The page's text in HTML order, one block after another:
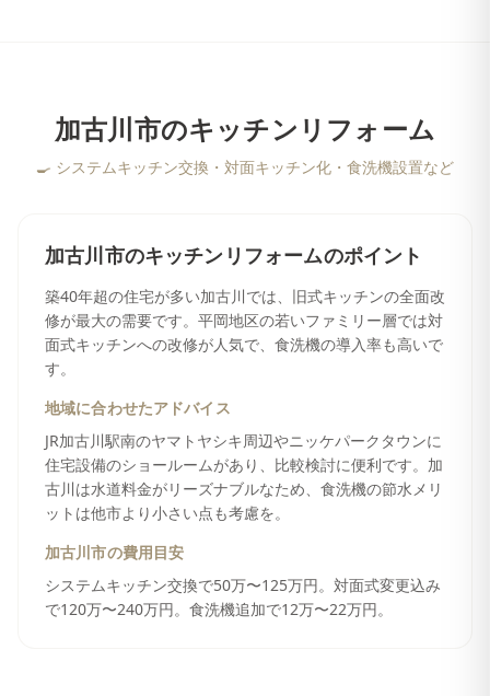
加古川市のキッチンリフォーム
🍳 システムキッチン交換・対面キッチン化・食洗機設置など
加古川市のキッチンリフォームのポイント
築40年超の住宅が多い加古川では、旧式キッチンの全面改
修が最大の需要です。平岡地区の若いファミリー層では対
面式キッチンへの改修が人気で、食洗機の導入率も高いで
す。
地域に合わせたアドバイス
JR加古川駅南のヤマトヤシキ周辺やニッケパークタウンに
住宅設備のショールームがあり、比較検討に便利です。加
古川は水道料金がリーズナブルなため、食洗機の節水メリ
ットは他市より小さい点も考慮を。
加古川市の費用目安
システムキッチン交換で50万〜125万円。対面式変更込み
で120万〜240万円。食洗機追加で12万〜22万円。